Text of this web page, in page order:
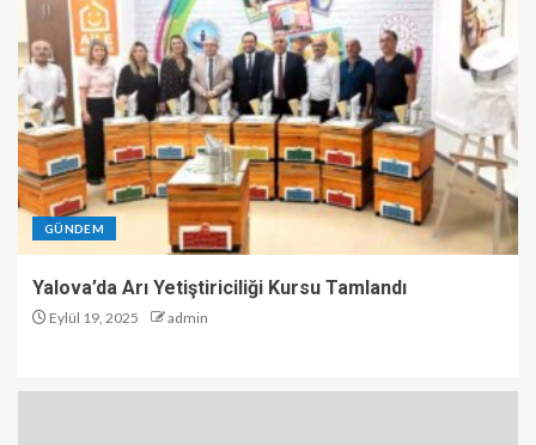
GÜNDEM
Yalova’da Arı Yetiştiriciliği Kursu Tamlandı
Eylül 19, 2025 admin